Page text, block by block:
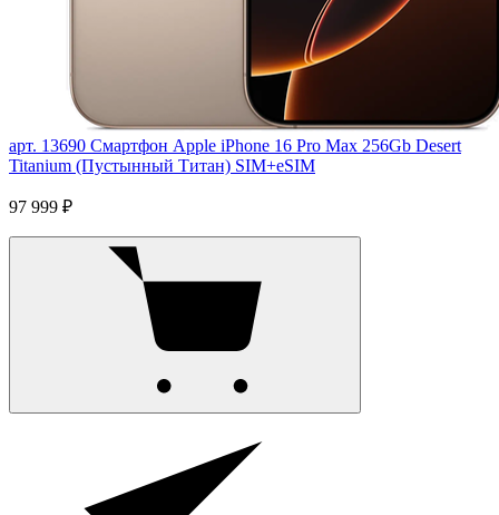
арт. 13690 Смартфон Apple iPhone 16 Pro Max 256Gb Desert
Titanium (Пустынный Титан) SIM+eSIM
97 999 ₽